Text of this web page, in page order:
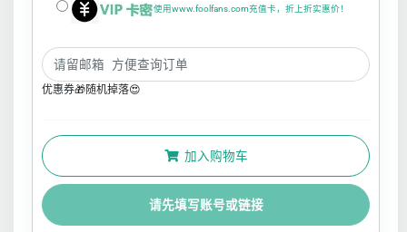
使用www.foolfans.com充值卡，折上折实惠价！
优惠券🎁随机掉落😍
加入购物车
请先填写账号或链接